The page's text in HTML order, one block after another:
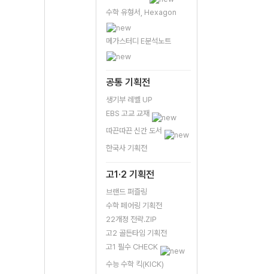
수학 유형서, Hexagon
메가스터디 E분석노트
공통 기획전
생기부 레벨 UP
EBS 고교 교재
따끈따끈 신간 도서
한국사 기획전
고1·2 기획전
브랜드 퍼즐링
수학 페어링 기획전
22개정 전략.ZIP
고2 골든타임 기획전
고1 필수 CHECK
수능 수학 킥(KICK)